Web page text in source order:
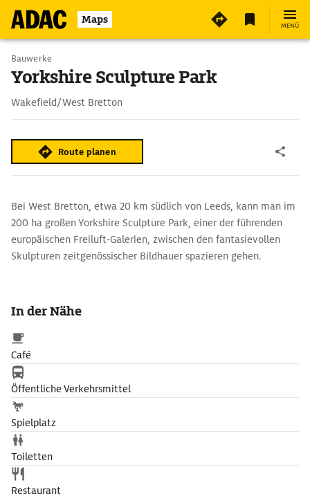
Maps MENÜ
Bauwerke
Yorkshire Sculpture Park
Wakefield/West Bretton
Route planen
Bei West Bretton, etwa 20 km südlich von Leeds, kann man im
200 ha großen Yorkshire Sculpture Park, einer der führenden
europäischen Freiluft-Galerien, zwischen den fantasievollen
Skulpturen zeitgenössischer Bildhauer spazieren gehen.
In der Nähe
Café
Öffentliche Verkehrsmittel
Spielplatz
Toiletten
Restaurant